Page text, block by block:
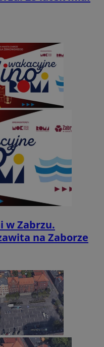
w Zabrzu.
na Zaborze